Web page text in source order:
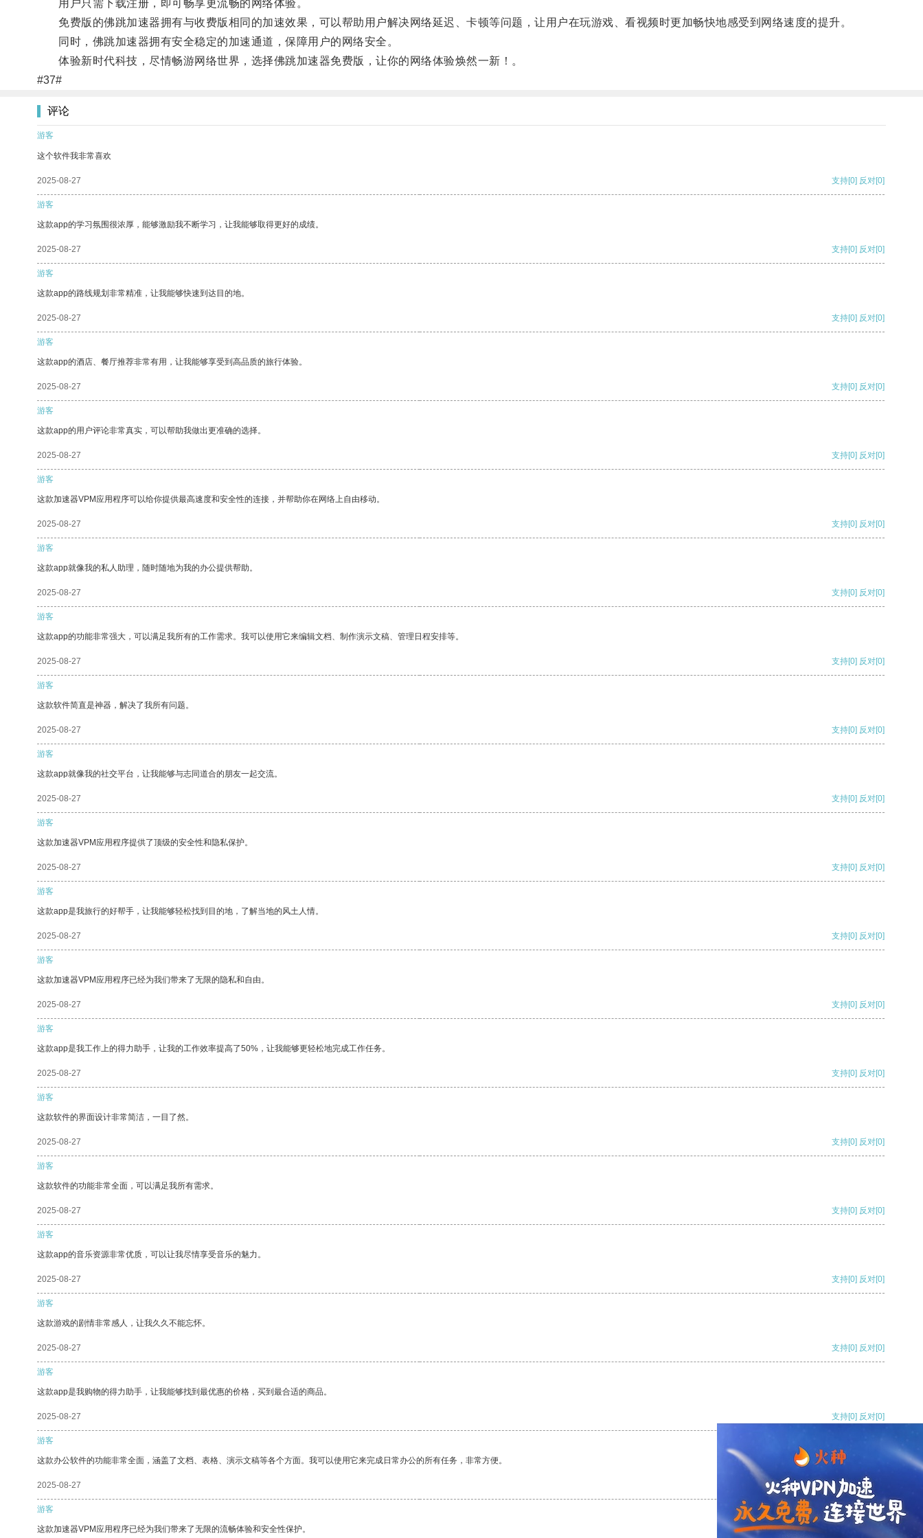
用户只需下载注册，即可畅享更流畅的网络体验。
免费版的佛跳加速器拥有与收费版相同的加速效果，可以帮助用户解决网络延迟、卡顿等问题，让用户在玩游戏、看视频时更加畅快地感受到网络速度的提升。
同时，佛跳加速器拥有安全稳定的加速通道，保障用户的网络安全。
体验新时代科技，尽情畅游网络世界，选择佛跳加速器免费版，让你的网络体验焕然一新！。
#37#
评论
游客
这个软件我非常喜欢
2025-08-27 支持[0] 反对[0]
游客
这款app的学习氛围很浓厚，能够激励我不断学习，让我能够取得更好的成绩。
2025-08-27 支持[0] 反对[0]
游客
这款app的路线规划非常精准，让我能够快速到达目的地。
2025-08-27 支持[0] 反对[0]
游客
这款app的酒店、餐厅推荐非常有用，让我能够享受到高品质的旅行体验。
2025-08-27 支持[0] 反对[0]
游客
这款app的用户评论非常真实，可以帮助我做出更准确的选择。
2025-08-27 支持[0] 反对[0]
游客
这款加速器VPM应用程序可以给你提供最高速度和安全性的连接，并帮助你在网络上自由移动。
2025-08-27 支持[0] 反对[0]
游客
这款app就像我的私人助理，随时随地为我的办公提供帮助。
2025-08-27 支持[0] 反对[0]
游客
这款app的功能非常强大，可以满足我所有的工作需求。我可以使用它来编辑文档、制作演示文稿、管理日程安排等。
2025-08-27 支持[0] 反对[0]
游客
这款软件简直是神器，解决了我所有问题。
2025-08-27 支持[0] 反对[0]
游客
这款app就像我的社交平台，让我能够与志同道合的朋友一起交流。
2025-08-27 支持[0] 反对[0]
游客
这款加速器VPM应用程序提供了顶级的安全性和隐私保护。
2025-08-27 支持[0] 反对[0]
游客
这款app是我旅行的好帮手，让我能够轻松找到目的地，了解当地的风土人情。
2025-08-27 支持[0] 反对[0]
游客
这款加速器VPM应用程序已经为我们带来了无限的隐私和自由。
2025-08-27 支持[0] 反对[0]
游客
这款app是我工作上的得力助手，让我的工作效率提高了50%，让我能够更轻松地完成工作任务。
2025-08-27 支持[0] 反对[0]
游客
这款软件的界面设计非常简洁，一目了然。
2025-08-27 支持[0] 反对[0]
游客
这款软件的功能非常全面，可以满足我所有需求。
2025-08-27 支持[0] 反对[0]
游客
这款app的音乐资源非常优质，可以让我尽情享受音乐的魅力。
2025-08-27 支持[0] 反对[0]
游客
这款游戏的剧情非常感人，让我久久不能忘怀。
2025-08-27 支持[0] 反对[0]
游客
这款app是我购物的得力助手，让我能够找到最优惠的价格，买到最合适的商品。
2025-08-27 支持[0] 反对[0]
游客
这款办公软件的功能非常全面，涵盖了文档、表格、演示文稿等各个方面。我可以使用它来完成日常办公的所有任务，非常方便。
2025-08-27 支持[0] 反对
游客
这款加速器VPM应用程序已经为我们带来了无限的流畅体验和安全性保护。